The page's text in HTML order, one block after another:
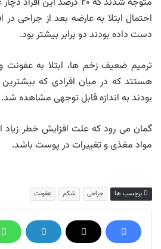
احتمال ابتلا به عارضه بعد از جراحی در
دست داده بودند دو برابر بیشتر بود.
ترمیم ضعیف زخم ها، ابتلا به عفونت
هستتد که در میان افرادی که
بودند به اندازه قابل توجهی مشاهده شد.
گمان می رود که علت افزایش خطر زیاد
مواد مغذی و تغییرات در پوست باشد.
برچسب ها جراحی شکم عفونت